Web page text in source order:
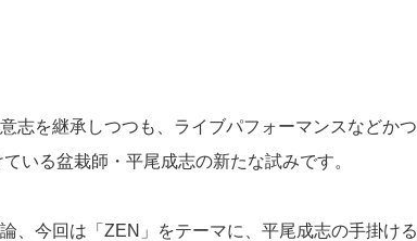
志を継承しつつも、ライブパフォーマンスなどかつ
いる盆栽師・平尾成志の新たな試みです。
、今回は「ZEN」をテーマに、平尾成志の手掛ける